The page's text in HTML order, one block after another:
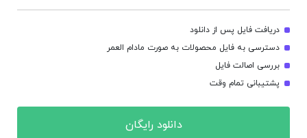
دریافت فایل پس از دانلود
دسترسی به فایل محصولات به صورت مادام العمر
بررسی اصالت فایل
پشتیبانی تمام وقت
دانلود رایگان